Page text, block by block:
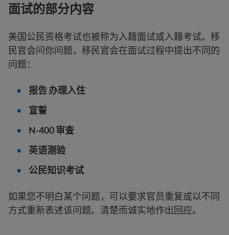
面试的部分内容
美国公民资格考试也被称为入籍面试或入籍考试。移
民官会问你问题，移民官会在面试过程中提出不同的
问题：
报告 办理入住
宣誓
N-400 审查
英语测验
公民知识考试
如果您不明白某个问题，可以要求官员重复或以不同
方式重新表述该问题。清楚而诚实地作出回应。